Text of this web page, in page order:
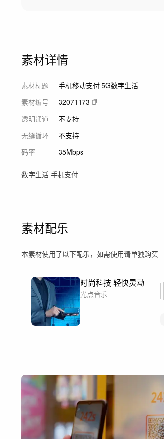
素材详情
素材标题
手机移动支付 5G数字生活
素材编号
32071173
透明通道
不支持
无缝循环
不支持
码率
35Mbps
数字生活 手机支付
素材配乐
本素材使用了以下配乐，如需使用请单独购买
时尚科技 轻快灵动
光点音乐